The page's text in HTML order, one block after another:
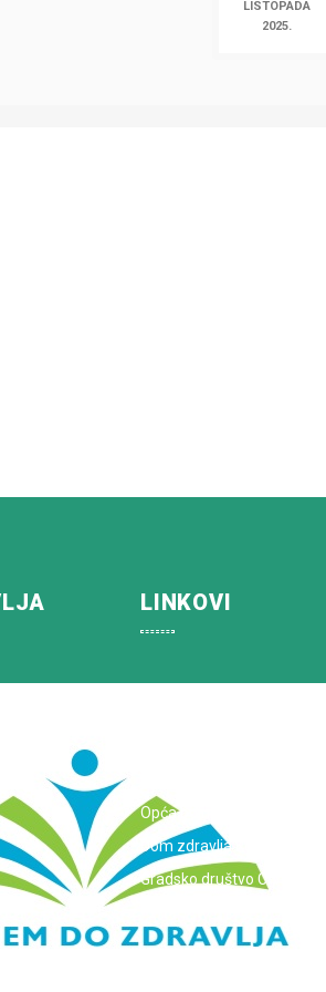
LISTOPADA
2025.
LINKOVI
Zavod za javno zdravstvo
Opća bolnica dr. Tomislav
Dom zdravlja
Gradsko društvo Crvenog